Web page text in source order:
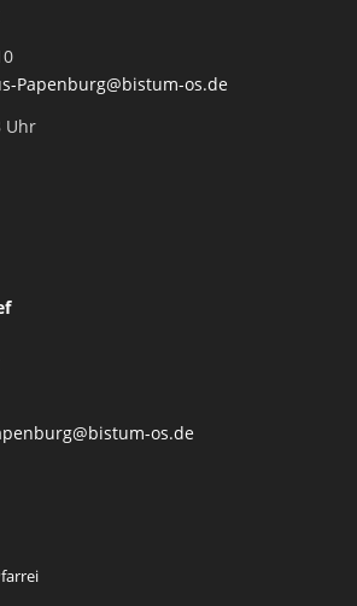
Papenburg@bistum-os.de
Uhr
os.de